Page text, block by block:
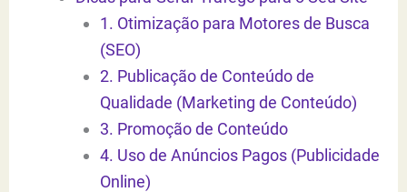
1. Otimização para Motores de Busca
(SEO)
2. Publicação de Conteúdo de
Qualidade (Marketing de Conteúdo)
3. Promoção de Conteúdo
4. Uso de Anúncios Pagos (Publicidade
Online)